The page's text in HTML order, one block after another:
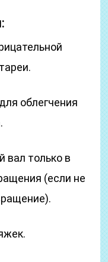
облегчения
вал только в
(если не